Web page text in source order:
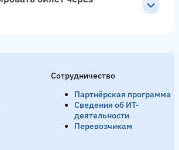
Сотрудничество
Партнёрская программа
Сведения об ИТ-
деятельности
Перевозчикам